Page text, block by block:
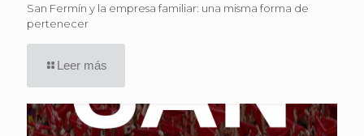
San Fermín y la empresa familiar: una misma forma de
pertenecer
Leer más